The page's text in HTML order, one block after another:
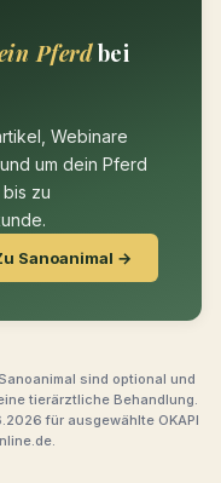
Pferdbei
Webinare
um dein Pferd
zu
Sanoanimal →
sind optional und
tierärztliche Behandlung.
für ausgewählte OKAPI